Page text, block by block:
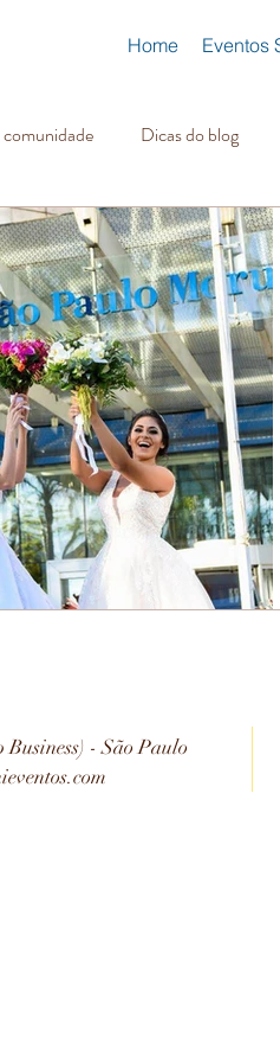
Home Eventos
comunidade Dicas do blog
Business) - São Paulo